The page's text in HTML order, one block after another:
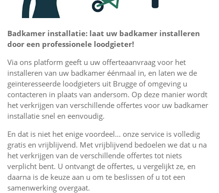
Badkamer installatie: laat uw badkamer installeren
door een professionele loodgieter!
Via ons platform geeft u uw offerteaanvraag voor het
installeren van uw badkamer éénmaal in, en laten we de
geïnteresseerde loodgieters uit Brugge of omgeving u
contacteren in plaats van andersom. Op deze manier wordt
het verkrijgen van verschillende offertes voor uw badkamer
installatie snel en eenvoudig.
En dat is niet het enige voordeel... onze service is volledig
gratis en vrijblijvend. Met vrijblijvend bedoelen we dat u na
het verkrijgen van de verschillende offertes tot niets
verplicht bent. U ontvangt de offertes, u vergelijkt ze, en
daarna is de keuze aan u om te beslissen of u tot een
samenwerking overgaat.